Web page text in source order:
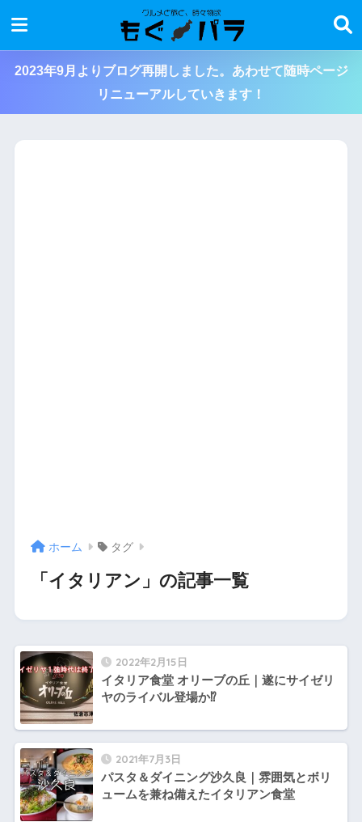
2023年9月よりブログ再開しました。あわせて随時ページ
リニューアルしていきます！
ホーム タグ
「イタリアン」の記事一覧
2022年2月15日
イタリア食堂 オリーブの丘｜遂にサイゼリ
ヤのライバル登場か⁉︎
2021年7月3日
パスタ＆ダイニング沙久良｜雰囲気とボリ
ュームを兼ね備えたイタリアン食堂